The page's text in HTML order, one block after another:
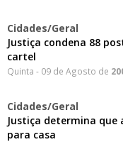
Cidades/Geral
Justiça condena 88
cartel
Quinta - 09 de Agosto de
Cidades/Geral
Justiça determina
para casa